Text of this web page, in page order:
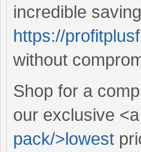
incredible
https://
without
Shop for a
our exclusive
pack/>lowest